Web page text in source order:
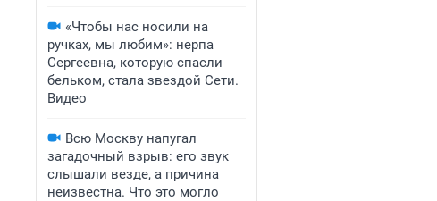
«Чтобы нас носили на
ручках, мы любим»: нерпа
Сергеевна, которую спасли
бельком, стала звездой Сети.
Видео
Всю Москву напугал
загадочный взрыв: его звук
слышали везде, а причина
неизвестна. Что это могло